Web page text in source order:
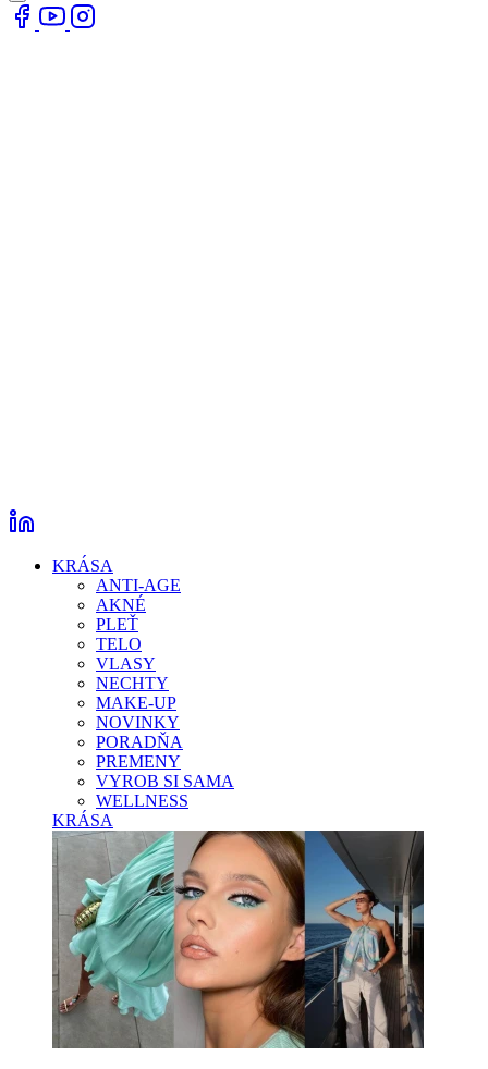
KRÁSA
ANTI-AGE
AKNÉ
PLEŤ
TELO
VLASY
NECHTY
MAKE-UP
NOVINKY
PORADŇA
PREMENY
VYROB SI SAMA
WELLNESS
KRÁSA